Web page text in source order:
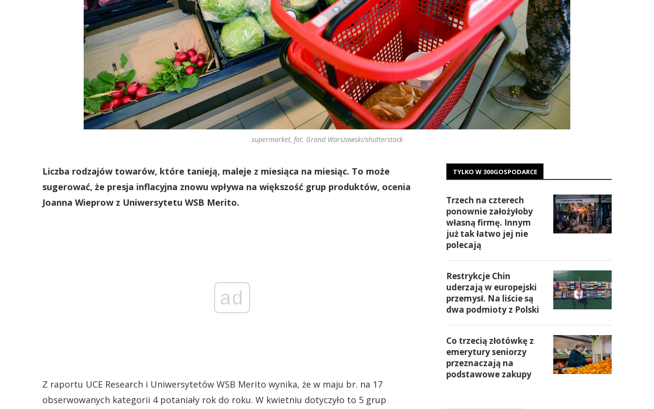
supermarket, fot. Grand Warszawski/shutterstock
Liczba rodzajów towarów, które tanieją, maleje z miesiąca na miesiąc. To może
sugerować, że presja inflacyjna znowu wpływa na większość grup produktów, ocenia
Joanna Wieprow z Uniwersytetu WSB Merito.
ad
Z raportu UCE Research i Uniwersytetów WSB Merito wynika, że w maju br. na 17
obserwowanych kategorii 4 potaniały rok do roku. W kwietniu dotyczyło to 5 grup
TYLKO W 300GOSPODARCE
Trzech na czterech
ponownie założyłoby
własną firmę. Innym
już tak łatwo jej nie
polecają
Restrykcje Chin
uderzają w europejski
przemysł. Na liście są
dwa podmioty z Polski
Co trzecią złotówkę z
emerytury seniorzy
przeznaczają na
podstawowe zakupy